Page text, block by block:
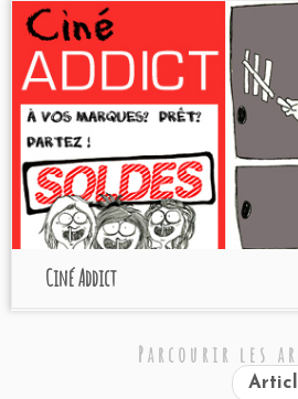
Ciné Addict
Parcourir les